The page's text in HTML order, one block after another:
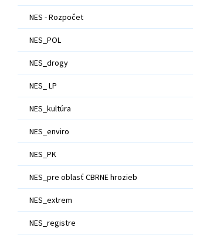
NES - Rozpočet
NES_POL
NES_drogy
NES_ LP
NES_kultúra
NES_enviro
NES_PK
NES_pre oblasť CBRNE hrozieb
NES_extrem
NES_registre